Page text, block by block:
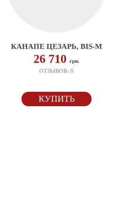
КАНАПЕ ЦЕЗАРЬ, BIS-M
26 710 грн.
ОТЗЫВОВ:0
КУПИТЬ